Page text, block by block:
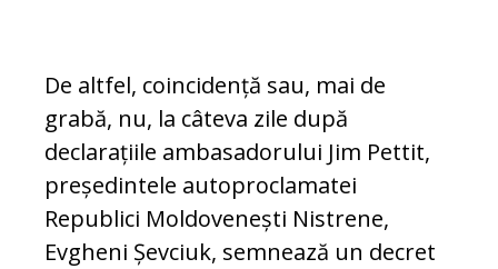
De altfel, coincidență sau, mai de
grabă, nu, la câteva zile după
declarațiile am­ba­sadorului Jim Pettit,
președintele auto­pro­clamatei
Republici Moldovenești Nistrene,
Evgheni Șevciuk, semnează un decret